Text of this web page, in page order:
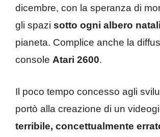
dicembre, con la speranza di
gli spazi sotto ogni albero
pianeta. Complice anche la
console Atari 2600.
Il poco tempo concesso agli
portò alla creazione di un
terribile, concettualmente